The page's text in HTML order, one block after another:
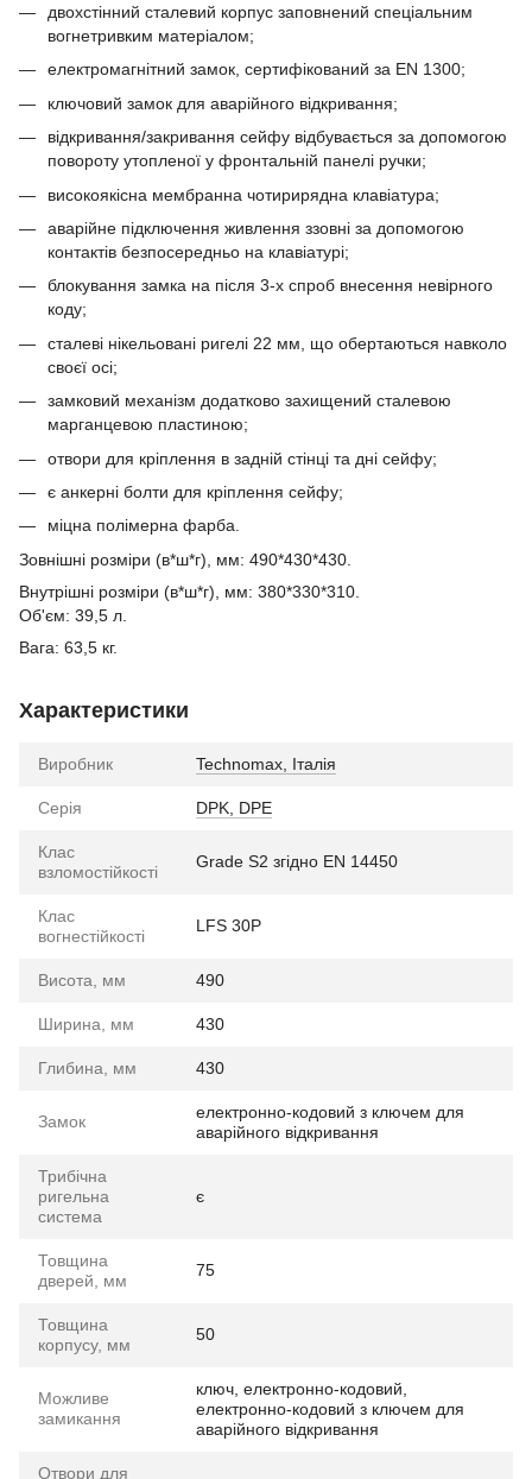
двохстінний сталевий корпус заповнений спеціальним
вогнетривким матеріалом;
електромагнітний замок, сертифікований за EN 1300;
ключовий замок для аварійного відкривання;
відкривання/закривання сейфу відбувається за допомогою
повороту утопленої у фронтальній панелі ручки;
високоякісна мембранна чотирирядна клавіатура;
аварійне підключення живлення ззовні за допомогою
контактів безпосередньо на клавіатурі;
блокування замка на після 3-х спроб внесення невірного
коду;
сталеві нікельовані ригелі 22 мм, що обертаються навколо
своєї осі;
замковий механізм додатково захищений сталевою
марганцевою пластиною;
отвори для кріплення в задній стінці та дні сейфу;
є анкерні болти для кріплення сейфу;
міцна полімерна фарба.
Зовнішні розміри (в*ш*г), мм: 490*430*430.
Внутрішні розміри (в*ш*г), мм: 380*330*310.
Об'єм: 39,5 л.
Вага: 63,5 кг.
Характеристики
Виробник Technomax, Італія
Серія DPK, DPE
Клас
взломостійкості
Grade S2 згідно EN 14450
Клас
вогнестійкості
LFS 30P
Висота, мм 490
Ширина, мм 430
Глибина, мм 430
Замок
електронно-кодовий з ключем для
аварійного відкривання
Трибічна
ригельна
система
є
Товщина
дверей, мм
75
Товщина
корпусу, мм
50
Можливе
замикання
ключ, електронно-кодовий,
електронно-кодовий з ключем для
аварійного відкривання
Отвори для